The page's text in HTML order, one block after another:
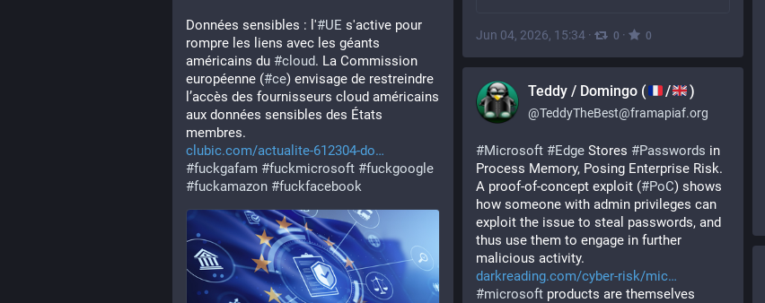
Jun 04, 2026, 15:34 · 0 · 0
Données sensibles : l'#UE s'active pour
rompre les liens avec les géants
américains du #cloud. La Commission
européenne (#ce) envisage de restreindre
l’accès des fournisseurs cloud américains
aux données sensibles des États
membres.
clubic.com/actualite-612304-do
#fuckgafam #fuckmicrosoft #fuckgoogle
#fuckamazon #fuckfacebook
Teddy / Domingo ( / )
@TeddyTheBest@framapiaf.org
#Microsoft #Edge Stores #Passwords in
Process Memory, Posing Enterprise Risk.
A proof-of-concept exploit (#PoC) shows
how someone with admin privileges can
exploit the issue to steal passwords, and
thus use them to engage in further
malicious activity.
darkreading.com/cyber-risk/mic
#microsoft